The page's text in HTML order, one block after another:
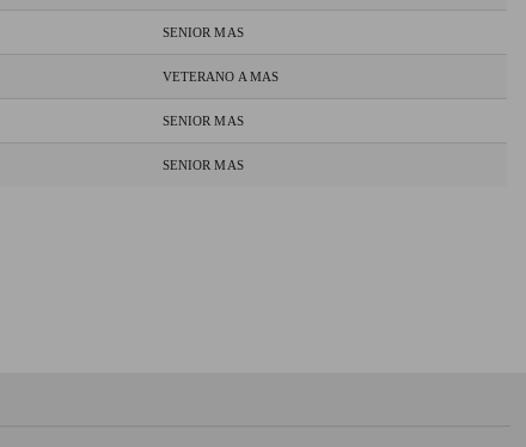
SENIOR MAS
VETERANO A MAS
SENIOR MAS
SENIOR MAS